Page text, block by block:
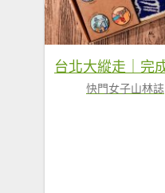
快門女子山林誌